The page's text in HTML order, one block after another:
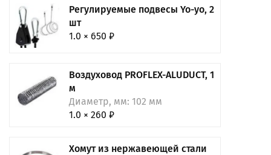
Регулируемые подвесы Yo-yo, 2
шт
1.0 × 650 ₽
Воздуховод PROFLEX-ALUDUCT, 1
м
Диаметр, мм: 102 мм
1.0 × 260 ₽
Хомут из нержавеющей стали